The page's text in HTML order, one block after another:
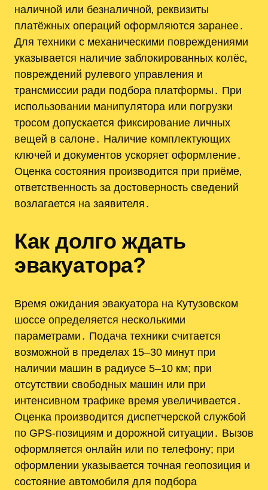
наличной или безналичной‚ реквизиты
платёжных операций оформляются заранее․
Для техники с механическими повреждениями
указывается наличие заблокированных колёс‚
повреждений рулевого управления и
трансмиссии ради подбора платформы․ При
использовании манипулятора или погрузки
тросом допускается фиксирование личных
вещей в салоне․ Наличие комплектующих
ключей и документов ускоряет оформление․
Оценка состояния производится при приёме‚
ответственность за достоверность сведений
возлагается на заявителя․
Как долго ждать
эвакуатора?
Время ожидания эвакуатора на Кутузовском
шоссе определяется несколькими
параметрами․ Подача техники считается
возможной в пределах 15–30 минут при
наличии машин в радиусе 5–10 км; при
отсутствии свободных машин или при
интенсивном трафике время увеличивается․
Оценка производится диспетчерской службой
по GPS-позициям и дорожной ситуации․ Вызов
оформляется онлайн или по телефону; при
оформлении указывается точная геопозиция и
состояние автомобиля для подбора